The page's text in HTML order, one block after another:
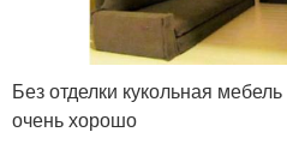
Без отделки кукольная
очень хорошо